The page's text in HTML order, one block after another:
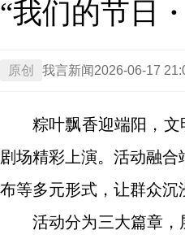
“我们的节日
原创 我言新闻 2026-06-17
粽叶飘香迎端阳，文
剧场精彩上演。活动融
布等多元形式，让群众
活动分为三大篇章，